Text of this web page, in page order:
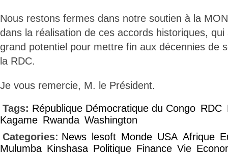
Nous restons fermes dans notre soutien à la
dans la réalisation de ces accords historiques,
grand potentiel pour mettre fin aux décennies de
la RDC.
Je vous remercie, M. le Président.
Tags: République Démocratique du Congo RDC
Kagame Rwanda Washington
Categories: News lesoft Monde USA Afrique
Mulumba Kinshasa Politique Finance Vie